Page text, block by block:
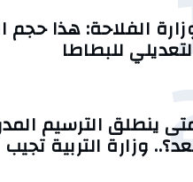
الفلاحة: هذا حجم
للبطاطا
ينطلق الترسيم
وزارة التربية تجيب